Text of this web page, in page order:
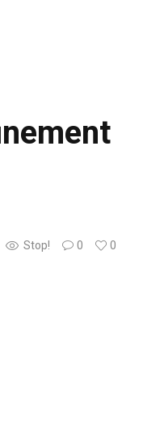
Stop! 0 0